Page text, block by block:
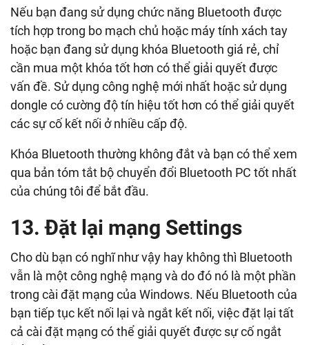
Nếu bạn đang sử dụng chức năng Bluetooth được
tích hợp trong bo mạch chủ hoặc máy tính xách tay
hoặc bạn đang sử dụng khóa Bluetooth giá rẻ, chỉ
cần mua một khóa tốt hơn có thể giải quyết được
vấn đề. Sử dụng công nghệ mới nhất hoặc sử dụng
dongle có cường độ tín hiệu tốt hơn có thể giải quyết
các sự cố kết nối ở nhiều cấp độ.
Khóa Bluetooth thường không đắt và bạn có thể xem
qua bản tóm tắt bộ chuyển đổi Bluetooth PC tốt nhất
của chúng tôi để bắt đầu.
13. Đặt lại mạng Settings
Cho dù bạn có nghĩ như vậy hay không thì Bluetooth
vẫn là một công nghệ mạng và do đó nó là một phần
trong cài đặt mạng của Windows. Nếu Bluetooth của
bạn tiếp tục kết nối lại và ngắt kết nối, việc đặt lại tất
cả cài đặt mạng có thể giải quyết được sự cố ngắt